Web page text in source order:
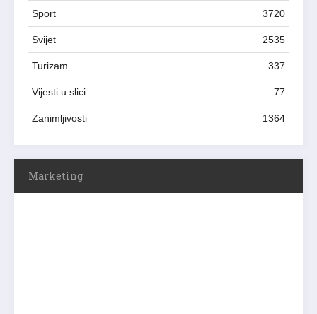
Sport 3720
Svijet 2535
Turizam 337
Vijesti u slici 77
Zanimljivosti 1364
Marketing